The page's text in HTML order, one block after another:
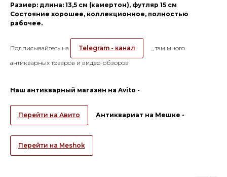
Размер: длина: 13,5 см (камертон), футляр 15 см
Состояние хорошее, коллекционное, полностью
рабочее.
Подписывайтесь на Telegram - канал
, там много
антикварных товаров и видео-обзоров
Наш антикварный магазин на Avito -
Перейти на Авито Антиквариат на Мешке -
Перейти на Meshok